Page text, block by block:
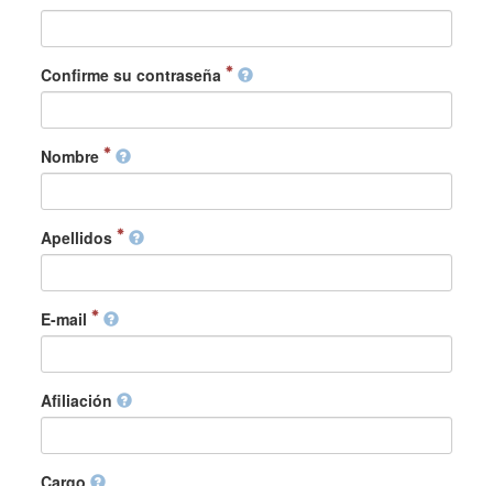
Confirme su contraseña
Nombre
Apellidos
E-mail
Afiliación
Cargo